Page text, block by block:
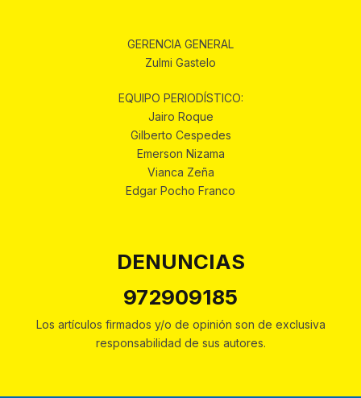
GERENCIA GENERAL
Zulmi Gastelo
EQUIPO PERIODÍSTICO:
Jairo Roque
Gilberto Cespedes
Emerson Nizama
Vianca Zeña
Edgar Pocho Franco
DENUNCIAS
972909185
Los artículos firmados y/o de opinión son de exclusiva
responsabilidad de sus autores.